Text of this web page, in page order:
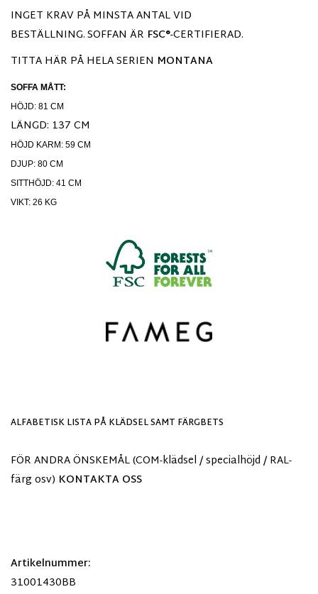
INGET KRAV PÅ MINSTA ANTAL VID
BESTÄLLNING.SOFFAN ÄR FSC®-CERTIFIERAD.
TITTA HÄR PÅ HELA SERIEN MONTANA
SOFFA MÅTT:
HÖJD: 81 CM
LÄNGD: 137 CM
HÖJD KARM: 59 CM
DJUP: 80 CM
SITTHÖJD: 41 CM
VIKT: 26 KG
ALFABETISK LISTA PÅ KLÄDSEL SAMT FÄRGBETS
FÖR ANDRA ÖNSKEMÅL (COM-klädsel / specialhöjd / RAL-
färg osv) KONTAKTA OSS
Artikelnummer:
31001430BB